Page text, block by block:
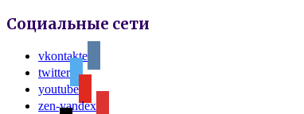
Социальные сети
vkontakte
twitter
youtube
zen-yandex